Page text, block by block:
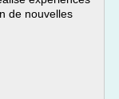
de nouvelles